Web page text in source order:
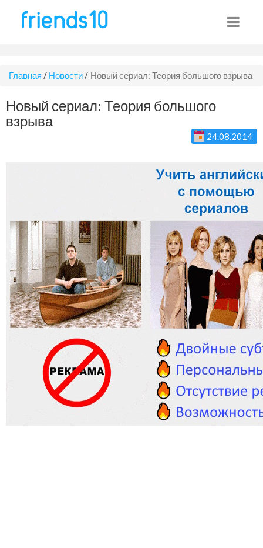
Главная / Новости / Новый сериал: Теория большого взрыва
Новый сериал: Теория большого
взрыва
24.08.2014